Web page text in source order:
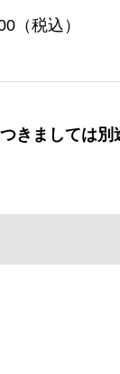
（税込）
きましては別